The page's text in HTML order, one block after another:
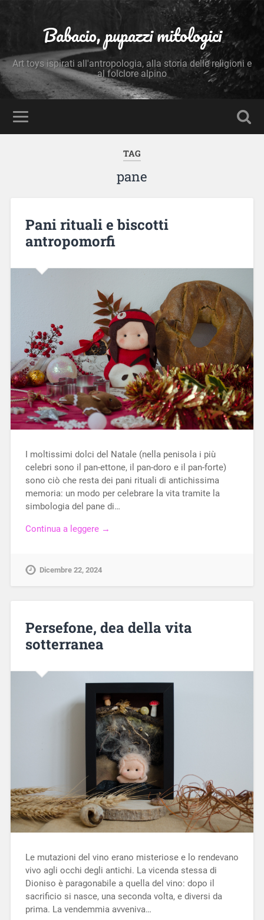
Babacio, pupazzi mitologici
Art toys ispirati all'antropologia, alla storia delle religioni e
al folclore alpino
TAG
pane
Pani rituali e biscotti
antropomorfi
I moltissimi dolci del Natale (nella penisola i più
celebri sono il pan-ettone, il pan-doro e il pan-forte)
sono ciò che resta dei pani rituali di antichissima
memoria: un modo per celebrare la vita tramite la
simbologia del pane di…
Continua a leggere →
Dicembre 22, 2024
Persefone, dea della vita
sotterranea
Le mutazioni del vino erano misteriose e lo rendevano
vivo agli occhi degli antichi. La vicenda stessa di
Dioniso è paragonabile a quella del vino: dopo il
sacrificio si nasce, una seconda volta, e diversi da
prima. La vendemmia avveniva…